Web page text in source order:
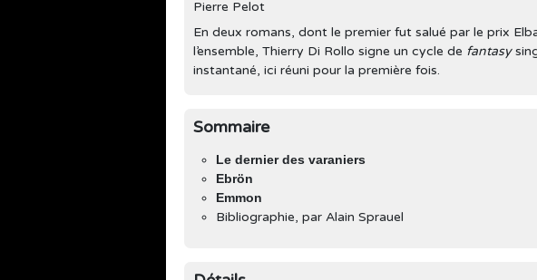
Pierre Pelot
En deux romans, dont le premier fut salué par le prix
l’ensemble, Thierry Di Rollo signe un cycle de fantasy
instantané, ici réuni pour la première fois.
Sommaire
Le dernier des varaniers
Ebrön
Emmon
Bibliographie, par Alain Sprauel